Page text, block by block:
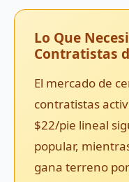
Lo Que
Contratistas
El mercado de
contratistas
$22/pie lineal
popular,
gana terreno